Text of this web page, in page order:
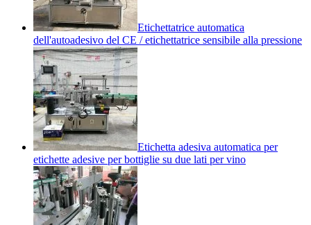
Etichettatrice automatica
dell'autoadesivo del CE / etichettatrice sensibile alla pressione
Etichetta adesiva automatica per
etichette adesive per bottiglie su due lati per vino